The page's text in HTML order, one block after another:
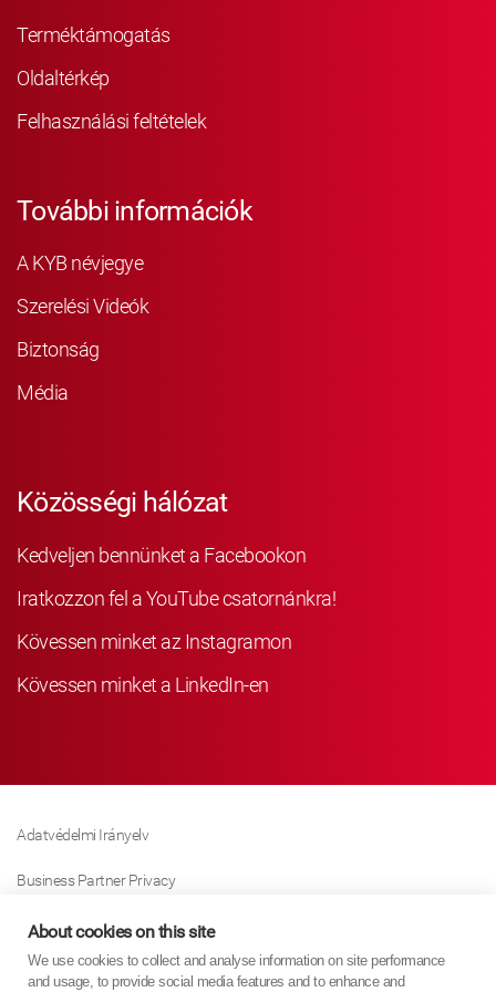
Terméktámogatás
Oldaltérkép
Felhasználási feltételek
További információk
A KYB névjegye
Szerelési Videók
Biztonság
Média
Közösségi hálózat
Kedveljen bennünket a Facebookon
Iratkozzon fel a YouTube csatornánkra!
Kövessen minket az Instagramon
Kövessen minket a LinkedIn-en
Adatvédelmi Irányelv
Business Partner Privacy
Sütikre Vonatkozó Irányelv
Modern Slavery Act Policy
About cookies on this site
We use cookies to collect and analyse information on site performance
and usage, to provide social media features and to enhance and